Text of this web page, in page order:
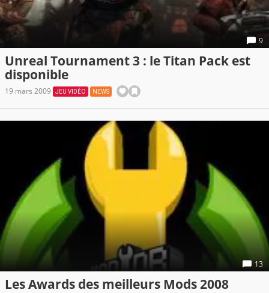
9
Unreal Tournament 3 : le Titan Pack est
disponible
19 mars 2009 JEU VIDÉO NEWS
13
Les Awards des meilleurs Mods 2008